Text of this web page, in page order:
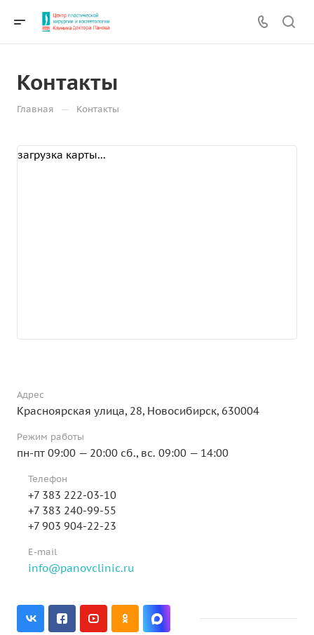
Контакты
Главная — Контакты
Адрес
Красноярская улица, 28, Новосибирск, 630004
Режим работы
пн-пт 09:00 — 20:00 сб., вс. 09:00 — 14:00
Телефон
+7 383 222-03-10
+7 383 240-99-55
+7 903 904-22-23
E-mail
info@panovclinic.ru
загрузка карты...